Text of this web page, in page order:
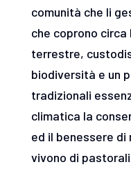
comunità che li
che coprono
terrestre,
biodiversità e un
tradizionali
climatica la
ed il benessere di
vivono di